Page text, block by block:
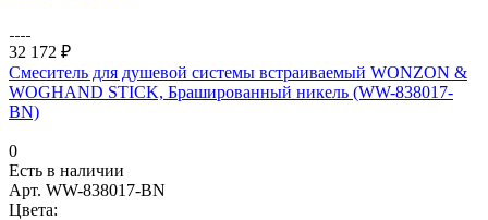
32 172 ₽
Смеситель для душевой системы встраиваемый WONZON &
WOGHAND STICK, Брашированный никель (WW-838017-
BN)
0
Есть в наличии
Арт. WW-838017-BN
Цвета: